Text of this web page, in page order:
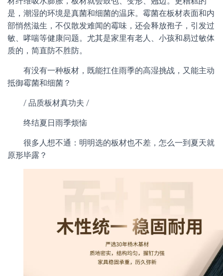
是，潮湿的环境是真菌和细菌的温床。霉菌在板材表面和内
部悄然滋生，不仅散发难闻的霉味，还会释放孢子，引发过
敏、哮喘等健康问题。尤其是家里有老人、小孩和易过敏体
质的，简直防不胜防。
有没有一种板材，既能扛住雨季的高湿挑战，又能主动
抵御霉菌和细菌？
/ 品质板材真功夫 /
终结夏日雨季烦恼
很多人想不通：明明选的板材也不差，怎么一到夏天就
原形毕露？